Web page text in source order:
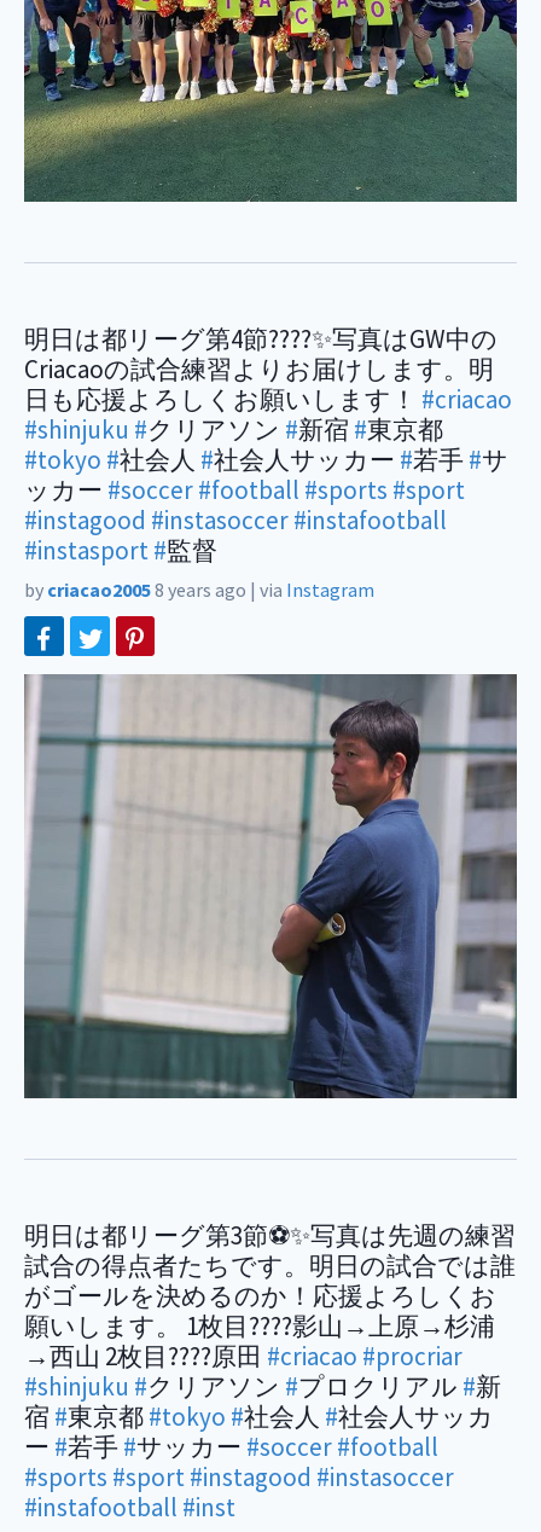
明日は都リーグ第4節????✨写真はGW中の
Criacaoの試合練習よりお届けします。明
日も応援よろしくお願いします！ #criacao
#shinjuku #クリアソン #新宿 #東京都
#tokyo #社会人 #社会人サッカー #若手#サ
ッカー #soccer#football #sports #sport
#instagood #instasoccer#instafootball
#instasport#監督
by criacao20058 years ago | via Instagram
明日は都リーグ第3節⚽✨写真は先週の練習
試合の得点者たちです。明日の試合では誰
がゴールを決めるのか！応援よろしくお
願いします。 1枚目????影山→上原→杉浦
→西山 2枚目????原田 #criacao #procriar
#shinjuku #クリアソン #プロクリアル #新
宿 #東京都#tokyo #社会人 #社会人サッカ
ー #若手#サッカー #soccer#football
#sports #sport#instagood #instasoccer
#instafootball #inst